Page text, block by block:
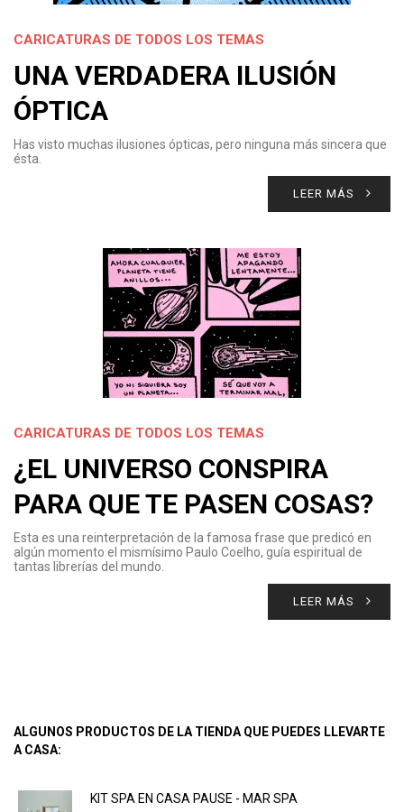
CARICATURAS DE TODOS LOS TEMAS
UNA VERDADERA ILUSIÓN
ÓPTICA
Has visto muchas ilusiones ópticas, pero ninguna más sincera que
ésta.
LEER MÁS
CARICATURAS DE TODOS LOS TEMAS
¿EL UNIVERSO CONSPIRA
PARA QUE TE PASEN COSAS?
Esta es una reinterpretación de la famosa frase que predicó en
algún momento el mismísimo Paulo Coelho, guía espiritual de
tantas librerías del mundo.
LEER MÁS
ALGUNOS PRODUCTOS DE LA TIENDA QUE PUEDES LLEVARTE
A CASA:
KIT SPA EN CASA PAUSE - MAR SPA